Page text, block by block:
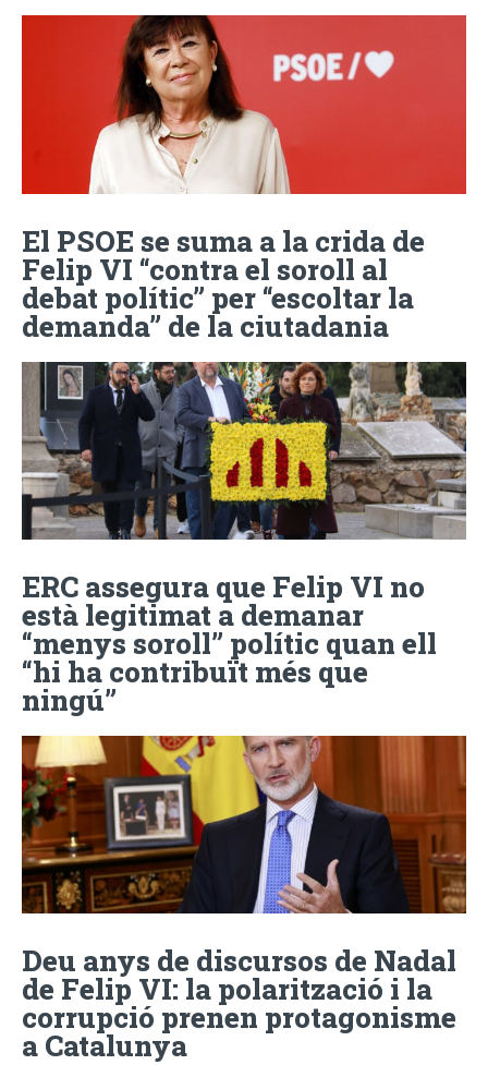
El PSOE se suma a la crida de
Felip VI “contra el soroll al
debat polític” per “escoltar la
demanda” de la ciutadania
ERC assegura que Felip VI no
està legitimat a demanar
“menys soroll” polític quan ell
“hi ha contribuït més que
ningú”
Deu anys de discursos de Nadal
de Felip VI: la polarització i la
corrupció prenen protagonisme
a Catalunya